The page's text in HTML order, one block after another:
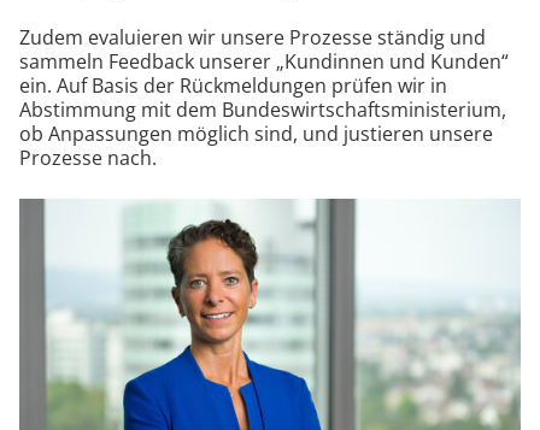
Zudem evaluieren wir unsere Prozesse ständig und
sammeln Feedback unserer „Kundinnen und Kunden“
ein. Auf Basis der Rückmeldungen prüfen wir in
Abstimmung mit dem Bundeswirtschaftsministerium,
ob Anpassungen möglich sind, und justieren unsere
Prozesse nach.